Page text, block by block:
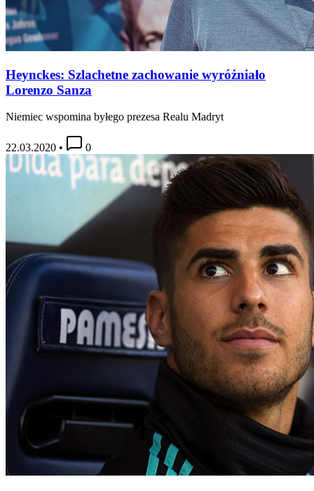
Heynckes: Szlachetne zachowanie wyróżniało
Lorenzo Sanza
Niemiec wspomina byłego prezesa Realu Madryt
22.03.2020 • 0